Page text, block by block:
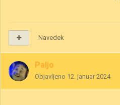
Navedek
Paljo
Objavljeno 12. januar 2024